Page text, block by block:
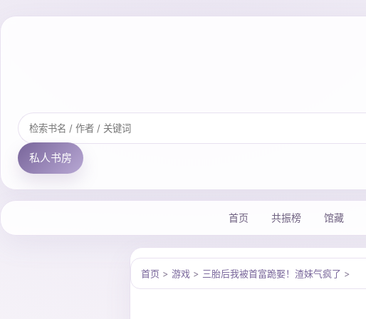
私人书房
首页 共振榜 馆藏
首页 > 游戏 > 三胎后我被首富跪娶！渣妹气疯了 >